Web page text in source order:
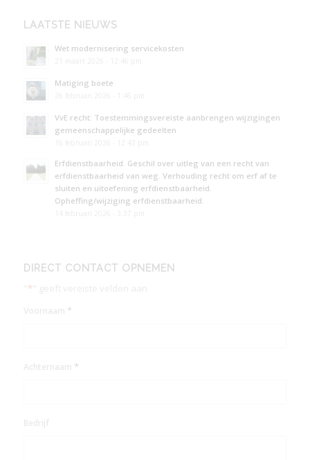
LAATSTE NIEUWS
Wet modernisering servicekosten
Matiging boete
VvE recht: Toestemmingsvereiste aanbrengen wijzigingen
gemeenschappelijke gedeelten
Erfdienstbaarheid. Geschil over uitleg van een recht van
erfdienstbaarheid van weg. Verhouding recht om erf af te
sluiten en uitoefening erfdienstbaarheid.
Opheffing/wijziging erfdienstbaarheid.
DIRECT CONTACT OPNEMEN
*
*
*